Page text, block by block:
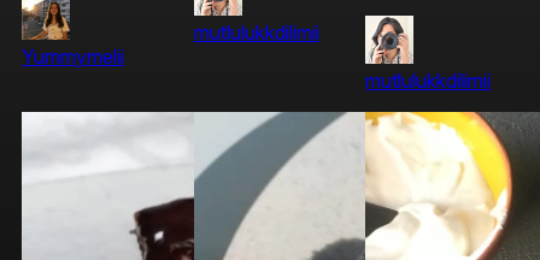
Yummymelii
mutlulukkdilimii
mutlulukkdilimii